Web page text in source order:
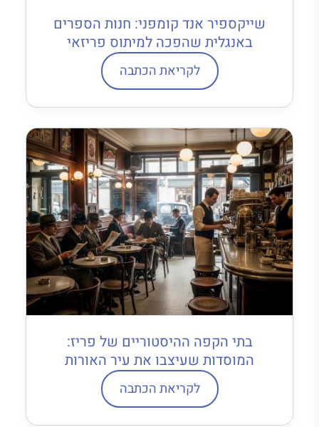
שייקספיר אנד קומפני: חנות הספרים
באנגלית שהפכה למיתוס פריזאי
לקריאת הכתבה
בתי הקפה ההיסטוריים של פריז:
המוסדות שעיצבו את עיר האורות
לקריאת הכתבה